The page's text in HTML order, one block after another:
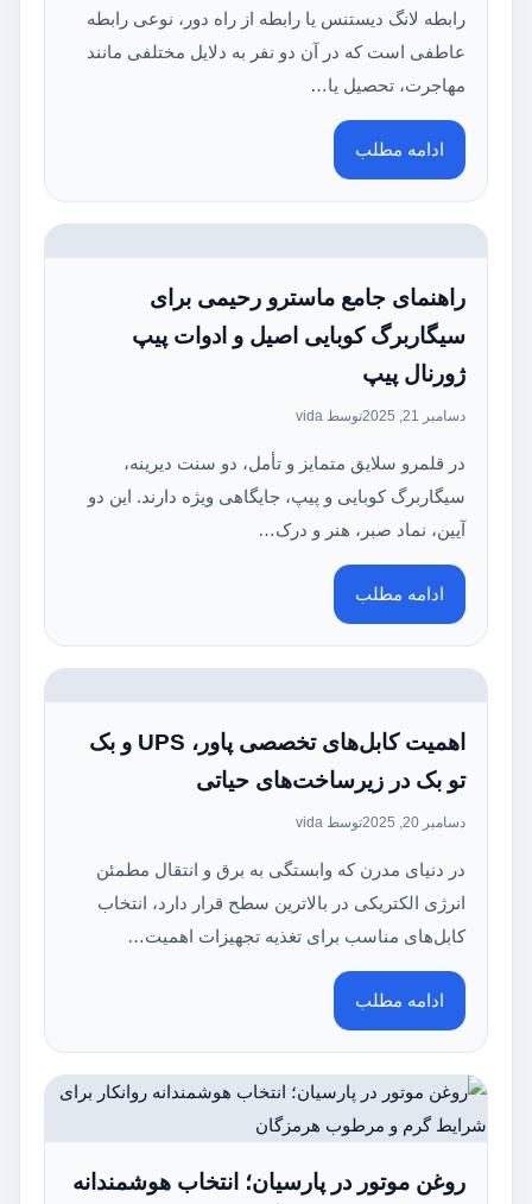
رابطه لانگ دیستنس یا رابطه از راه دور، نوعی رابطه
عاطفی است که در آن دو نفر به دلایل مختلفی مانند
مهاجرت، تحصیل یا…
ادامه مطلب
راهنمای جامع ماسترو رحیمی برای
سیگاربرگ کوبایی اصیل و ادوات پیپ
ژورنال پیپ
دسامبر 21, 2025 توسط vida
در قلمرو سلایق متمایز و تأمل، دو سنت دیرینه،
سیگاربرگ کوبایی و پیپ، جایگاهی ویژه دارند. این دو
آیین، نماد صبر، هنر و درک…
ادامه مطلب
اهمیت کابل‌های تخصصی پاور، UPS و بک
تو بک در زیرساخت‌های حیاتی
دسامبر 20, 2025 توسط vida
در دنیای مدرن که وابستگی به برق و انتقال مطمئن
انرژی الکتریکی در بالاترین سطح قرار دارد، انتخاب
کابل‌های مناسب برای تغذیه تجهیزات اهمیت…
ادامه مطلب
روغن موتور در پارسیان؛ انتخاب هوشمندانه